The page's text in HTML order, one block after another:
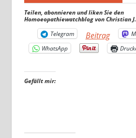
Teilen, abonnieren und liken Sie den
Homoeopathiewatchblog von Christian
Telegram
Beitrag
WhatsApp
Gefällt mir: